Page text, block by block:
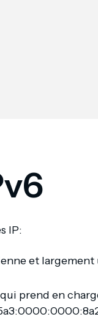
IP:
et
prend en